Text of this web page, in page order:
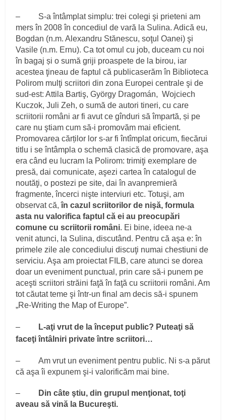
– S-a întâmplat simplu: trei colegi şi prieteni am
mers în 2008 în concediul de vară la Sulina. Adică eu,
Bogdan (n.m. Alexandru Stănescu, soţul Oanei) şi
Vasile (n.m. Ernu). Ca tot omul cu job, duceam cu noi
în bagaj și o sumă griji proaspete de la birou, iar
acestea ţineau de faptul că publicaserăm în Biblioteca
Polirom mulţi scriitori din zona Europei centrale şi de
sud-est: Attila Bartiş, György Dragomán, Wojciech
Kuczok, Juli Zeh, o sumă de autori tineri, cu care
scriitorii români ar fi avut ce gînduri să împartă, și pe
care nu ştiam cum să-i promovăm mai eficient.
Promovarea cărților lor s-ar fi întîmplat oricum, fiecărui
titlu i se întâmpla o schemă clasică de promovare, aşa
era când eu lucram la Polirom: trimiţi exemplare de
presă, dai comunicate, aşezi cartea în catalogul de
noutăţi, o postezi pe site, dai în avanpremieră
fragmente, încerci nişte interviuri etc. Totuşi, am
observat că,în cazul scriitorilor de nişă, formula
asta nu valorifica faptul că ei au preocupări
comune cu scriitorii români. Ei bine, ideea ne-a
venit atunci, la Sulina, discutând. Pentru că aşa e: în
primele zile ale concediului discuţi numai chestiuni de
serviciu. Aşa am proiectat FILB, care atunci se dorea
doar un eveniment punctual, prin care să-i punem pe
aceşti scriitori străini faţă în faţă cu scriitorii români. Am
tot căutat teme şi într-un final am decis să-i spunem
„Re-Writing the Map of Europe”.
–
L-aţi vrut de la început public? Puteaţi să
faceţi întâlniri private între scriitori…
– Am vrut un eveniment pentru public. Ni s-a părut
că aşa îi expunem şi-i valorificăm mai bine.
–
Din câte ştiu, din grupul menţionat, toţi
aveau să vină la Bucureşti.